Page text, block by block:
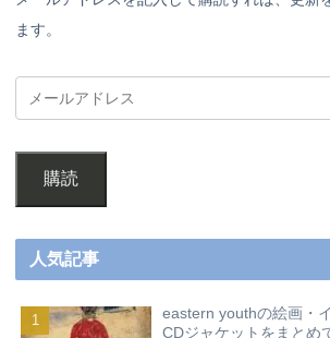
ます。
購読
人気記事
eastern youthの絵画・
CDジャケットをまとめ